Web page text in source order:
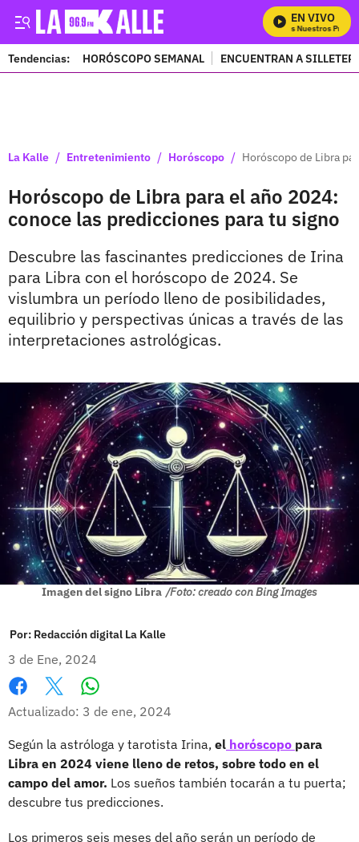
EN VIVO
Mira Todos Nuestros
Tendencias: HORÓSCOPO SEMANAL ENCUENTRAN A
La Kalle / Entretenimiento / Horóscopo / Horóscopo de Libra
Horóscopo de Libra para el año 2024:
conoce las predicciones para tu signo
Descubre las fascinantes predicciones de Irina
para Libra con el horóscopo de 2024. Se
vislumbra un período lleno de posibilidades,
equilibrio y perspectivas únicas a través de las
interpretaciones astrológicas.
Imagen del signo Libra /Foto: creado con Bing Images
Por: Redacción digital La Kalle
3 de Ene, 2024
Facebook
X
Actualizado: 3 de ene, 2024
Según la astróloga y tarotista Irina, el horóscopo para
Libra en 2024 viene lleno de retos, sobre todo en el
campo del amor. Los sueños también tocarán a tu puerta;
descubre tus predicciones.
Los primeros seis meses del año serán un período de